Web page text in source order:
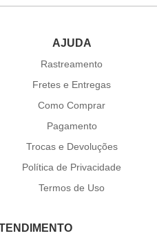
AJUDA
Rastreamento
Fretes e Entregas
Como Comprar
Pagamento
Trocas e Devoluções
Política de Privacidade
Termos de Uso